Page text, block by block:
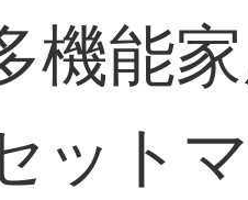
機能
ット